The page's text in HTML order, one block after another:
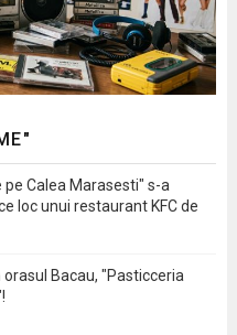
Calea Marasesti" s-a
loc unui restaurant KFC de
Bacau, "Pasticceria